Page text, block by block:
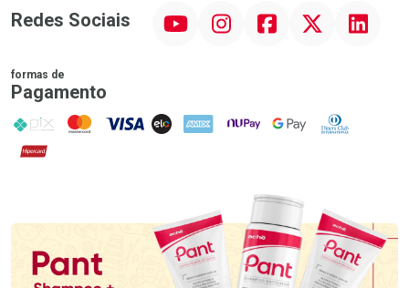
Redes Sociais InstagramFacebookTwitter Linkedin
formas de
Pagamento
PIX MasterCard
VISA ELO AMEX NuPay Google PayDiners Club
Hipercard
Promoção em Destaque